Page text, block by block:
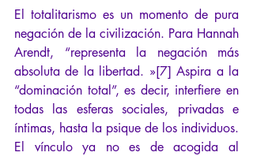
El totalitarismo es un momento de pura
negación de la civilización. Para Hannah
Arendt, “representa la negación más
absoluta de la libertad. »[7] Aspira a la
“dominación total”, es decir, interfiere en
todas las esferas sociales, privadas e
íntimas, hasta la psique de los individuos.
El vínculo ya no es de acogida al